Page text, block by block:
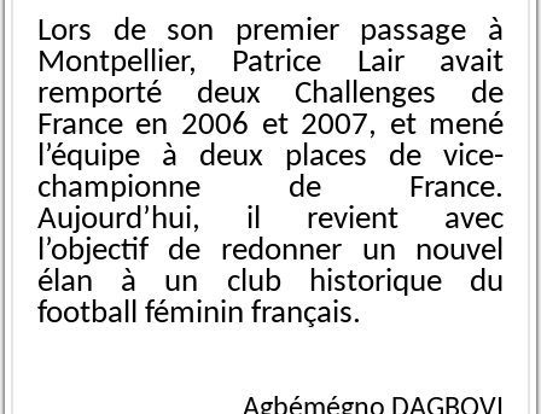
Lors de son premier passage à
Montpellier, Patrice Lair avait
remporté deux Challenges de
France en 2006 et 2007, et mené
l’équipe à deux places de vice-
championne de France.
Aujourd’hui, il revient avec
l’objectif de redonner un nouvel
élan à un club historique du
football féminin français.